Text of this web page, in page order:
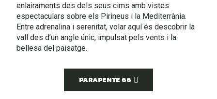
enlairaments des dels seus cims amb vistes
espectaculars sobre els Pirineus i la Mediterrània.
Entre adrenalina i serenitat, volar aquí és descobrir la
vall des d’un angle únic, impulsat pels vents i la
bellesa del paisatge.
PARAPENTE 66